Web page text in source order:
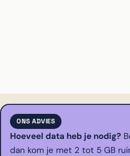
ONS ADVIES
Hoeveel data heb je nodig?
dan kom je met 2 tot 5 GB